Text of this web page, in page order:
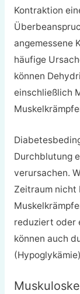
Kontraktion
angemessene
häufige
können
einschließlich
Durchblutung
verursachen.
Zeitraum nicht
reduziert oder
können auch